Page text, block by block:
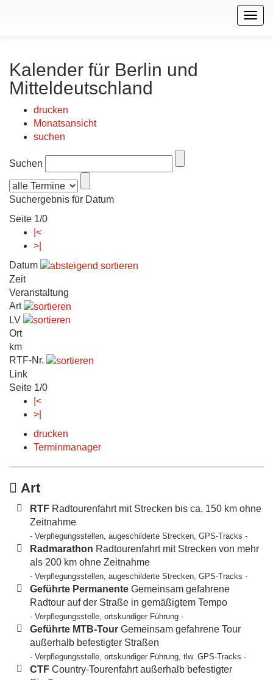
Kalender für Berlin und
Mitteldeutschland
drucken
Monatsansicht
suchen
Suchen
Suchergebnis für Datum
Seite 1/0
|<
>|
Datum
Zeit
Veranstaltung
Art
LV
Ort
km
RTF-Nr.
Link
Seite 1/0
|<
>|
drucken
Terminmanager
Art
RTF Radtourenfahrt mit Strecken bis ca. 150 km ohne
Zeitnahme
- Verpflegungsstellen, augeschilderte Strecken, GPS-Tracks -
Radmarathon Radtourenfahrt mit Strecken von mehr
als 200 km ohne Zeitnahme
- Verpflegungsstellen, augeschilderte Strecken, GPS-Tracks -
Geführte Permanente Gemeinsam gefahrene
Radtour auf der Straße in gemäßigtem Tempo
- Verpflegungsstelle, ortskundiger Führung -
Geführte MTB-Tour Gemeinsam gefahrene Tour
außerhalb befestigter Straßen
- Verpflegungsstelle, ortskundiger Führung, tlw. GPS-Tracks -
CTF Country-Tourenfahrt außerhalb befestigter